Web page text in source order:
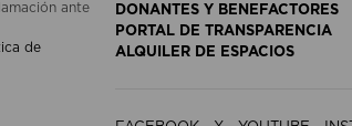
ante
de
DONANTES Y BENEFACTORES
PORTAL DE TRANSPARENCIA
ALQUILER DE ESPACIOS